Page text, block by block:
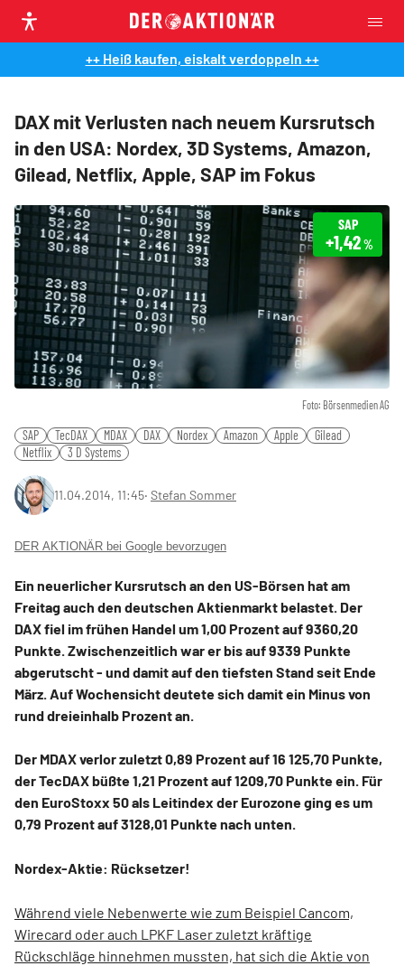
++ Heiß kaufen, eiskalt verdoppeln ++
DAX mit Verlusten nach neuem Kursrutsch
in den USA: Nordex, 3D Systems, Amazon,
Gilead, Netflix, Apple, SAP im Fokus
Foto: Börsenmedien AG
SAP
+1,42%
SAP TecDAX MDAX DAX Nordex Amazon Apple
Gilead
Netflix
3 D Systems
11.04.2014, 11:45‧ Stefan Sommer
DER AKTIONÄR bei Google bevorzugen
Ein neuerlicher Kursrutsch an den US-Börsen hat am
Freitag auch den deutschen Aktienmarkt belastet. Der
DAX fiel im frühen Handel um 1,00 Prozent auf 9360,20
Punkte. Zwischenzeitlich war er bis auf 9339 Punkte
abgerutscht - und damit auf den tiefsten Stand seit Ende
März. Auf Wochensicht deutete sich damit ein Minus von
rund dreieinhalb Prozent an.
Der MDAX verlor zuletzt 0,89 Prozent auf 16 125,70 Punkte,
der TecDAX büßte 1,21 Prozent auf 1209,70 Punkte ein. Für
den EuroStoxx 50 als Leitindex der Eurozone ging es um
0,79 Prozent auf 3128,01 Punkte nach unten.
Nordex-Aktie: Rücksetzer!
Während viele Nebenwerte wie zum Beispiel Cancom,
Wirecard oder auch LPKF Laser zuletzt kräftige
Rückschläge hinnehmen mussten, hat sich die Aktie von